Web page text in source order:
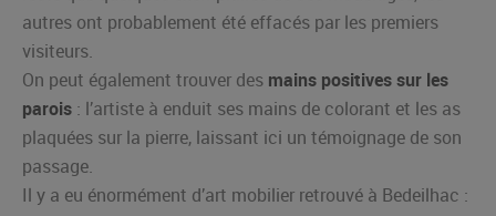
autres ont probablement été effacés par les premiers
visiteurs.
On peut également trouver des mains positives sur les
parois : l’artiste à enduit ses mains de colorant et les as
plaquées sur la pierre, laissant ici un témoignage de son
passage.
Il y a eu énormément d’art mobilier retrouvé à Bedeilhac :